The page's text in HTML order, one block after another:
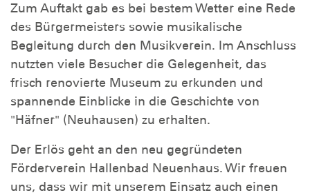
Zum Auftakt gab es bei bestem Wetter eine Rede
des Bürgermeisters sowie musikalische
Begleitung durch den Musikverein. Im Anschluss
nutzten viele Besucher die Gelegenheit, das
frisch renovierte Museum zu erkunden und
spannende Einblicke in die Geschichte von
"Häfner" (Neuhausen) zu erhalten.
Der Erlös geht an den neu gegründeten
Förderverein Hallenbad Neuenhaus. Wir freuen
uns, dass wir mit unserem Einsatz auch einen